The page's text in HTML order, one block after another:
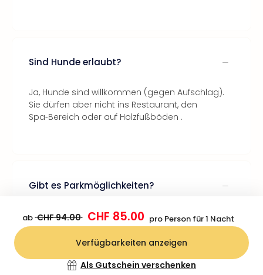
Bestätigen
Sind Hunde erlaubt?
Ja, Hunde sind willkommen (gegen Aufschlag).
Sie dürfen aber nicht ins Restaurant, den
Spa‑Bereich oder auf Holzfußböden .
Gibt es Parkmöglichkeiten?
Ja, Parken ist kostenlos möglich.
ab CHF 94.00 CHF 85.00 pro Person für 1 Nacht
Verfügbarkeiten anzeigen
Als Gutschein verschenken